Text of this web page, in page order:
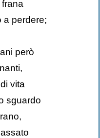
a perdere;
però
vita
sguardo